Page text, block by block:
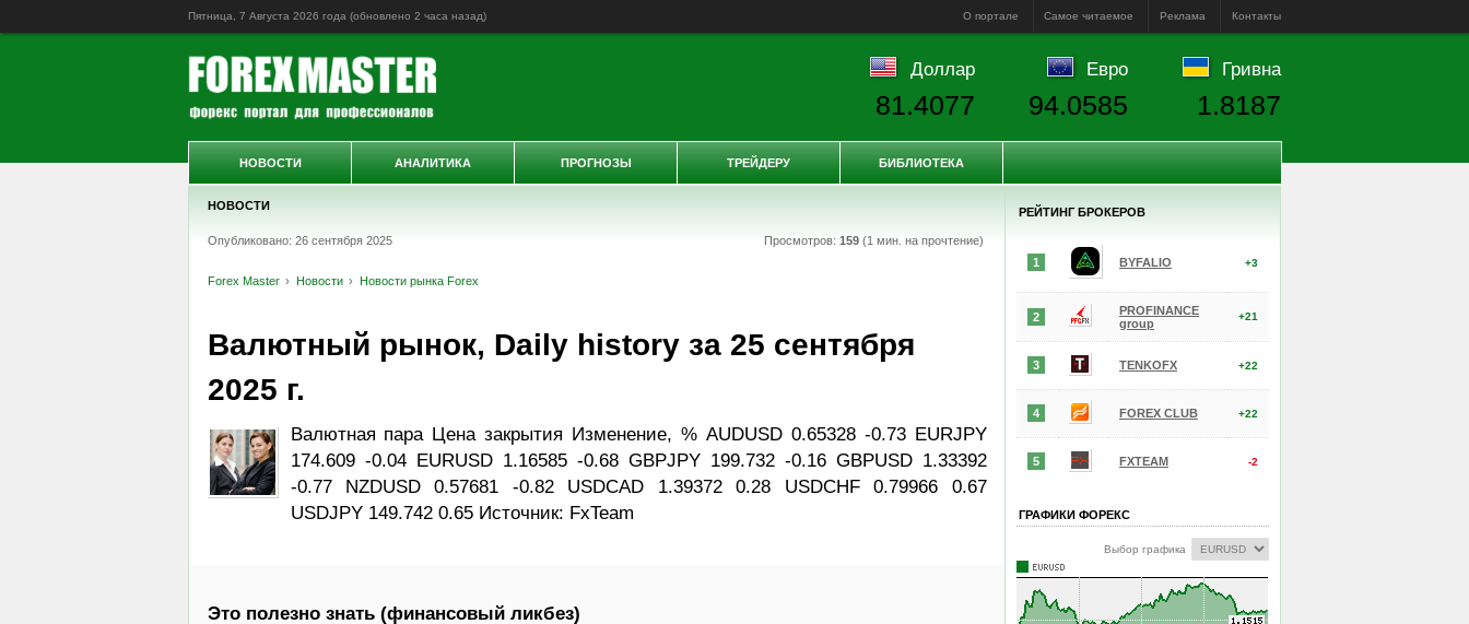
Пятница, 7 Августа 2026 года (обновлено 2 часа назад) О портале Самое читаемое Реклама Контакты
НОВОСТИ
Опубликовано: 26 сентября 2025 Просмотров: 159(1 мин. на прочтение)
Forex Master Новости Новости рынка Forex
Валютный рынок, Daily history за 25 сентября
2025 г.
Валютная пара Цена закрытия Изменение, % AUDUSD 0.65328 -0.73 EURJPY
174.609 -0.04 EURUSD 1.16585 -0.68 GBPJPY 199.732 -0.16 GBPUSD 1.33392
-0.77 NZDUSD 0.57681 -0.82 USDCAD 1.39372 0.28 USDCHF 0.79966 0.67
USDJPY 149.742 0.65 Источник: FxTeam
Это полезно знать (финансовый ликбез)
РЕЙТИНГ БРОКЕРОВ
1 BYFALIO +3
2
PROFINANCE
group
+21
3 TENKOFX +22
4 FOREX CLUB +22
5 FXTEAM -2
ГРАФИКИ ФОРЕКС
Выбор графика
Доллар
81.4077
Евро
94.0585
Гривна
1.8187
НОВОСТИ АНАЛИТИКА ПРОГНОЗЫ ТРЕЙДЕРУ БИБЛИОТЕКА